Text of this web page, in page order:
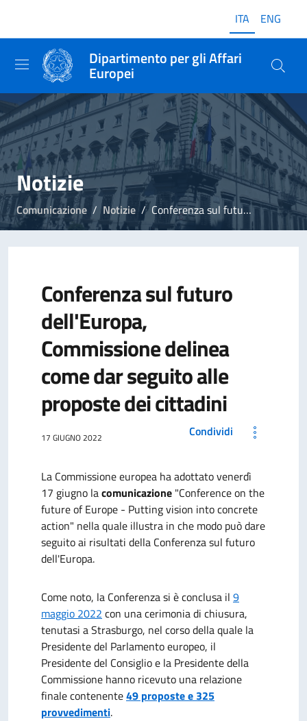
ITA ENG
Dipartimento per gli Affari
Europei
Notizie
Comunicazione Notizie Conferenza sul futuro dell'Europa, Commissione delinea come dar seguito alle proposte dei cittadini
Conferenza sul futuro
dell'Europa,
Commissione delinea
come dar seguito alle
proposte dei cittadini
17 GIUGNO 2022 Condividi
La Commissione europea ha adottato venerdì
17 giugno lacomunicazione "Conference on the
future of Europe - Putting vision into concrete
action" nella quale illustra in che modo può dare
seguito ai risultati della Conferenza sul futuro
dell'Europa.
Come noto, la Conferenza si è conclusa il 9
maggio 2022 con una cerimonia di chiusura,
tenutasi a Strasburgo, nel corso della quale la
Presidente del Parlamento europeo, il
Presidente del Consiglio e la Presidente della
Commissione hanno ricevuto una relazione
finale contenente49 proposte e 325
provvedimenti.